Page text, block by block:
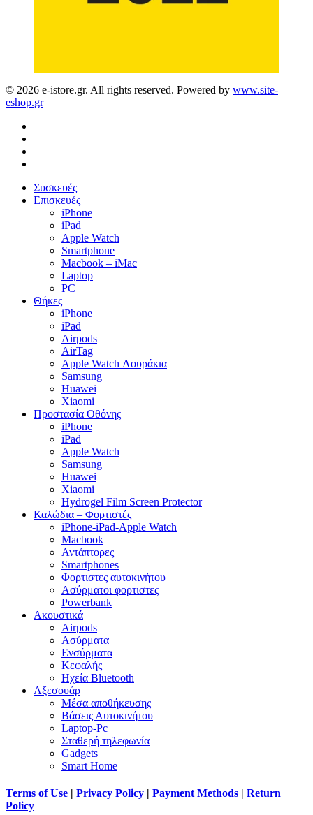
© 2026 e-istore.gr. All rights reserved. Powered by www.site-
eshop.gr
Close
Menu
Συσκευές
Επισκευές
iPhone
iPad
Apple Watch
Smartphone
Macbook – iMac
Laptop
PC
Θήκες
iPhone
iPad
Airpods
AirTag
Apple Watch Λουράκια
Samsung
Huawei
Xiaomi
Προστασία Οθόνης
iPhone
iPad
Apple Watch
Samsung
Huawei
Xiaomi
Hydrogel Film Screen Protector
Καλώδια – Φορτιστές
iPhone-iPad-Apple Watch
Macbook
Αντάπτορες
Smartphones
Φορτιστες αυτοκινήτου
Ασύρματοι φορτιστες
Powerbank
Ακουστικά
Airpods
Ασύρματα
Ενσύρματα
Κεφαλής
Ηχεία Bluetooth
Αξεσουάρ
Μέσα αποθήκευσης
Βάσεις Αυτοκινήτου
Laptop-Pc
Σταθερή τηλεφωνία
Gadgets
Smart Home
Terms of Use Privacy Policy Payment Methods
Return
Policy